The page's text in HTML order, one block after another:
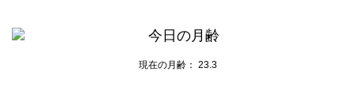
稿
現在の月齢： 23.3